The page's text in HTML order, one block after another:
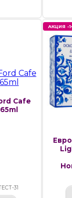
Cafe
31
АКЦИЯ -